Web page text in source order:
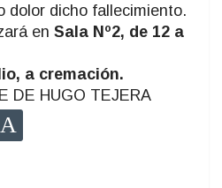
dolor dicho fallecimiento.
en Sala Nº2, de 12 a
a cremación.
DE HUGO TEJERA